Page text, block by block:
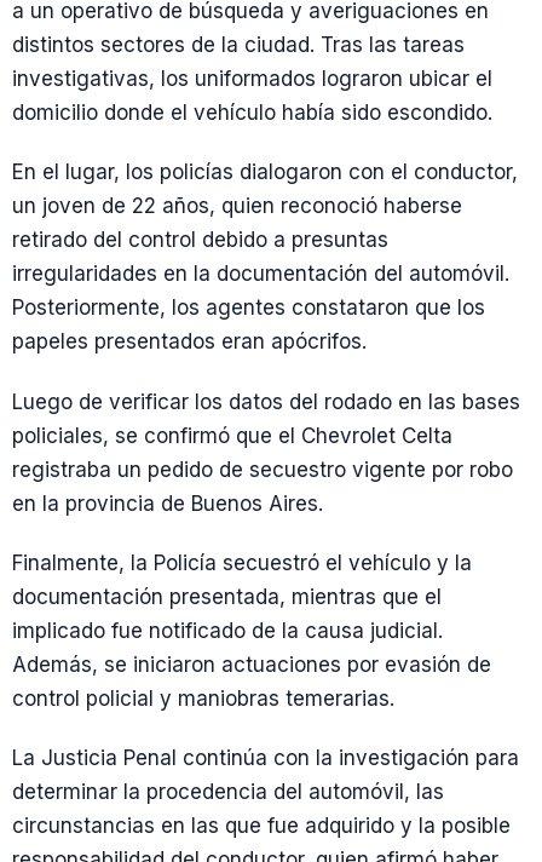
a un operativo de búsqueda y averiguaciones en
distintos sectores de la ciudad. Tras las tareas
investigativas, los uniformados lograron ubicar el
domicilio donde el vehículo había sido escondido.
En el lugar, los policías dialogaron con el conductor,
un joven de 22 años, quien reconoció haberse
retirado del control debido a presuntas
irregularidades en la documentación del automóvil.
Posteriormente, los agentes constataron que los
papeles presentados eran apócrifos.
Luego de verificar los datos del rodado en las bases
policiales, se confirmó que el Chevrolet Celta
registraba un pedido de secuestro vigente por robo
en la provincia de Buenos Aires.
Finalmente, la Policía secuestró el vehículo y la
documentación presentada, mientras que el
implicado fue notificado de la causa judicial.
Además, se iniciaron actuaciones por evasión de
control policial y maniobras temerarias.
La Justicia Penal continúa con la investigación para
determinar la procedencia del automóvil, las
circunstancias en las que fue adquirido y la posible